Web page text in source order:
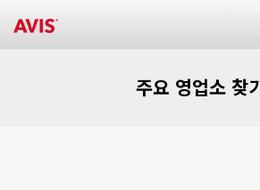
주요 영업소 찾기